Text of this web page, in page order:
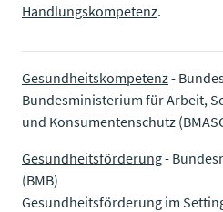
Handlungskompetenz.
Gesundheitskompetenz-
Bundesministerium für Arbeit,
und Konsumentenschutz
Gesundheitsförderung-
(BMB)​​​​​​​
​​​​​​​Gesundheitsförderung im